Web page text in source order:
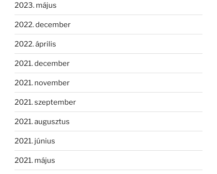
2023. május
2022. december
2022. április
2021. december
2021. november
2021. szeptember
2021. augusztus
2021. június
2021. május